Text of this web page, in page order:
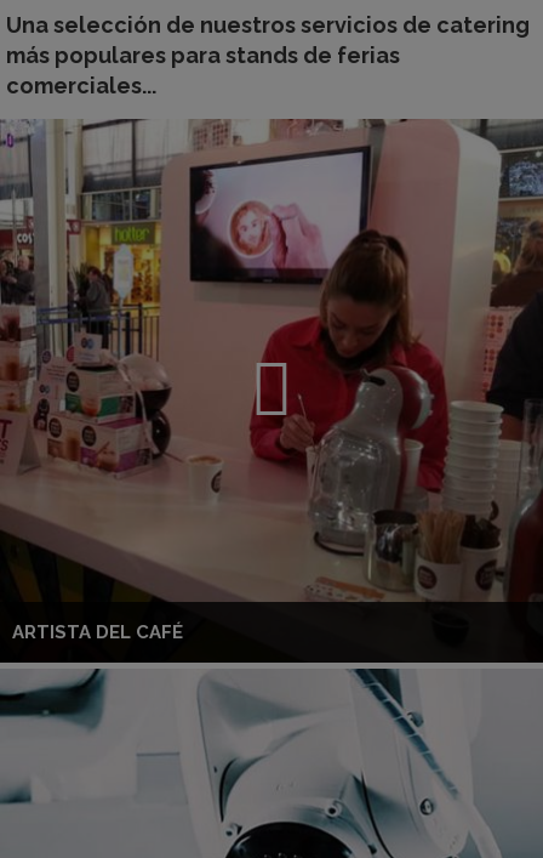
Una selección de nuestros servicios de catering
más populares para stands de ferias
comerciales...
ARTISTA DEL CAFÉ